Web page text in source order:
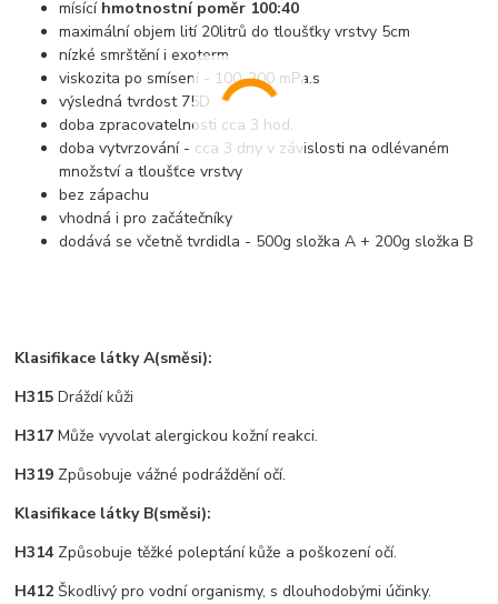
mísící hmotnostní poměr 100:40
maximální objem lití 20litrů do tloušťky vrstvy 5cm
nízké smrštění i exoterm
viskozita po smísení - 100-200 mPa.s
výsledná tvrdost 75D
doba zpracovatelnosti cca 3 hod.
doba vytvrzování - cca 3 dny v závislosti na odlévaném
množství a tloušťce vrstvy
bez zápachu
vhodná i pro začátečníky
dodává se včetně tvrdidla - 500g složka A + 200g složka B
Klasifikace látky A(směsi):
H315Dráždí kůži
H317Může vyvolat alergickou kožní reakci.
H319 Způsobuje vážné podráždění očí.
Klasifikace látky B(směsi):
H314 Způsobuje těžké poleptání kůže a poškození očí.
H412Škodlivý pro vodní organismy, s dlouhodobými účinky.